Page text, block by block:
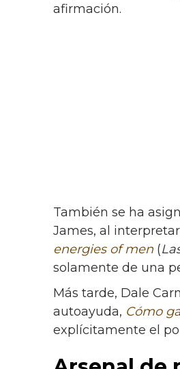
afirmación.
También se ha
James, al
energies of men (
solamente de una
Más tarde, Dale
autoayuda, Cómo
explícitamente el